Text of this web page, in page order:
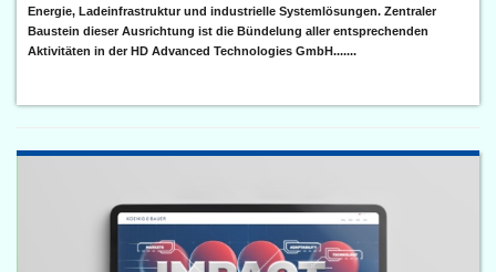
Energie, Ladeinfrastruktur und industrielle Systemlösungen. Zentraler
Baustein dieser Ausrichtung ist die Bündelung aller entsprechenden
Aktivitäten in der HD Advanced Technologies GmbH.......